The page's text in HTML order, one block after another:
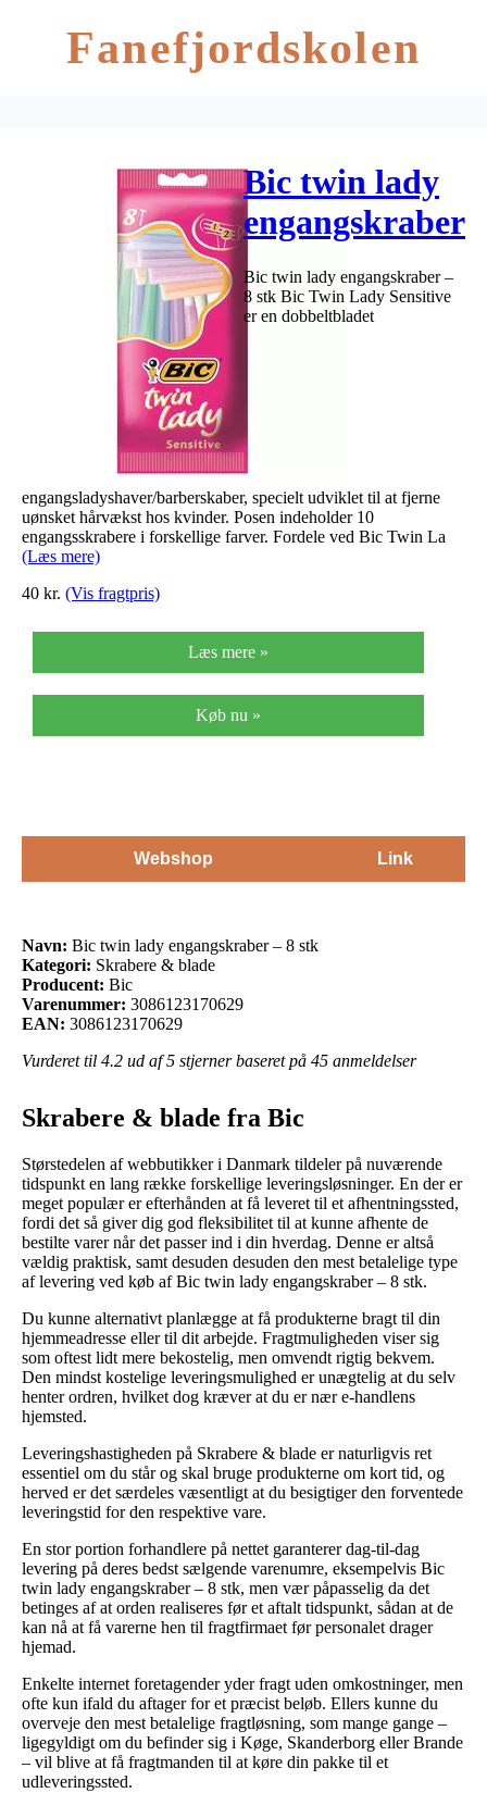
Fanefjordskolen
Bic twin lady
engangskraber
– 8 stk
Bic twin lady engangskraber –
8 stk Bic Twin Lady Sensitive
er en dobbeltbladet
engangsladyshaver/barberskaber, specielt udviklet til at fjerne
uønsket hårvækst hos kvinder. Posen indeholder 10
engangsskrabere i forskellige farver. Fordele ved Bic Twin La
(Læs mere)
40 kr. (Vis fragtpris)
Læs mere »
Køb nu »
Webshop Link
Navn: Bic twin lady engangskraber – 8 stk
Kategori: Skrabere & blade
Producent: Bic
Varenummer: 3086123170629
EAN: 3086123170629
Vurderet til 4.2 ud af 5 stjerner baseret på 45 anmeldelser
Skrabere & blade fra Bic
Størstedelen af webbutikker i Danmark tildeler på nuværende
tidspunkt en lang række forskellige leveringsløsninger. En der er
meget populær er efterhånden at få leveret til et afhentningssted,
fordi det så giver dig god fleksibilitet til at kunne afhente de
bestilte varer når det passer ind i din hverdag. Denne er altså
vældig praktisk, samt desuden desuden den mest betalelige type
af levering ved køb af Bic twin lady engangskraber – 8 stk.
Du kunne alternativt planlægge at få produkterne bragt til din
hjemmeadresse eller til dit arbejde. Fragtmuligheden viser sig
som oftest lidt mere bekostelig, men omvendt rigtig bekvem.
Den mindst kostelige leveringsmulighed er unægtelig at du selv
henter ordren, hvilket dog kræver at du er nær e-handlens
hjemsted.
Leveringshastigheden på Skrabere & blade er naturligvis ret
essentiel om du står og skal bruge produkterne om kort tid, og
herved er det særdeles væsentligt at du besigtiger den forventede
leveringstid for den respektive vare.
En stor portion forhandlere på nettet garanterer dag-til-dag
levering på deres bedst sælgende varenumre, eksempelvis Bic
twin lady engangskraber – 8 stk, men vær påpasselig da det
betinges af at orden realiseres før et aftalt tidspunkt, sådan at de
kan nå at få varerne hen til fragtfirmaet før personalet drager
hjemad.
Enkelte internet foretagender yder fragt uden omkostninger, men
ofte kun ifald du aftager for et præcist beløb. Ellers kunne du
overveje den mest betalelige fragtløsning, som mange gange –
ligegyldigt om du befinder sig i Køge, Skanderborg eller Brande
– vil blive at få fragtmanden til at køre din pakke til et
udleveringssted.